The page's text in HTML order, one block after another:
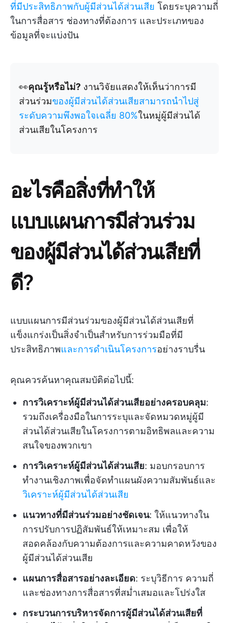
ที่มีประสิทธิภาพกับผู้มีส่วนได้ส่วนเสีย โดยระบุความถี่
ในการสื่อสาร ช่องทางที่ต้องการ และประเภทของ
ข้อมูลที่จะแบ่งปัน
👀คุณรู้หรือไม่? งานวิจัยแสดงให้เห็นว่าการมี
ส่วนร่วมของผู้มีส่วนได้ส่วนเสียสามารถนำไปสู่
ระดับความพึงพอใจเฉลี่ย 80%ในหมู่ผู้มีส่วนได้
ส่วนเสียในโครงการ
อะไรคือสิ่งที่ทำให้
แบบแผนการมีส่วนร่วม
ของผู้มีส่วนได้ส่วนเสียที่
ดี?
แบบแผนการมีส่วนร่วมของผู้มีส่วนได้ส่วนเสียที่
แข็งแกร่งเป็นสิ่งจำเป็นสำหรับการร่วมมือที่มี
ประสิทธิภาพและการดำเนินโครงการอย่างราบรื่น
คุณควรค้นหาคุณสมบัติต่อไปนี้:
การวิเคราะห์ผู้มีส่วนได้ส่วนเสียอย่างครอบคลุม:
รวมถึงเครื่องมือในการระบุและจัดหมวดหมู่ผู้มี
ส่วนได้ส่วนเสียในโครงการตามอิทธิพลและความ
สนใจของพวกเขา
การวิเคราะห์ผู้มีส่วนได้ส่วนเสีย: มอบกรอบการ
ทำงานเชิงภาพเพื่อจัดทำแผนผังความสัมพันธ์และ
วิเคราะห์ผู้มีส่วนได้ส่วนเสีย
แนวทางที่มีส่วนร่วมอย่างชัดเจน: ให้แนวทางใน
การปรับการปฏิสัมพันธ์ให้เหมาะสม เพื่อให้
สอดคล้องกับความต้องการและความคาดหวังของ
ผู้มีส่วนได้ส่วนเสีย
แผนการสื่อสารอย่างละเอียด: ระบุวิธีการ ความถี่
และช่องทางการสื่อสารที่สม่ำเสมอและโปร่งใส
กระบวนการบริหารจัดการผู้มีส่วนได้ส่วนเสียที่